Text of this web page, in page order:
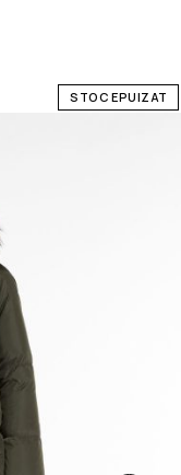
STOC EPUIZAT